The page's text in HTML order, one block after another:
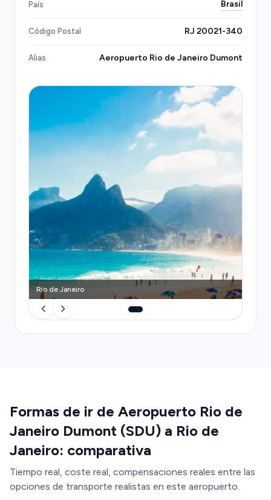
oficial obrigatória para transporte privado no Brasil,
garantindo segurança e conformidade regulatória
oferece vantagens claras: táxis comuns funcionam
por taxímetro (R$ 40-50 até o centro) e
frequentemente apresentam filas longas; o VLT e
metrô exigem múltiplas transferências com
bagagem pesada; serviços de ride-hailing como
Uber enfrentam picos de preço dinâmico durante
horários de congestionamento. Uma reserva
Transfeero eliminaesses atritos, fornecendo um
preço transparente e fixodesde a confirmação,
sem variações por demanda ou horário, ideal para
quem valoriza conforto, pontualidade e
previsibilidade.
País Brasil
Código Postal RJ 20021-340
Alias Aeropuerto Rio de Janeiro Dumont
Rio de Janeiro
Formas de ir de Aeropuerto Rio de
Janeiro Dumont (SDU) a Rio de
Janeiro: comparativa
Tiempo real, coste real, compensaciones reales entre las
opciones de transporte realistas en este aeropuerto.